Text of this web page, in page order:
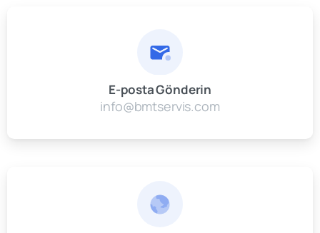
E-posta Gönderin
info@bmtservis.com